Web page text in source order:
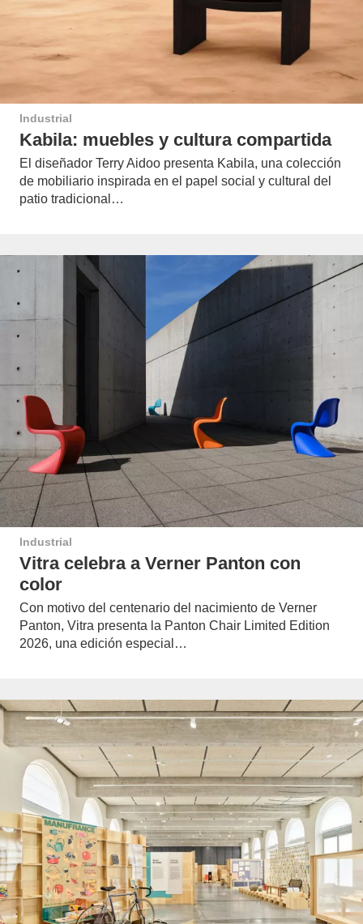
Industrial
Kabila: muebles y cultura compartida
El diseñador Terry Aidoo presenta Kabila, una colección
de mobiliario inspirada en el papel social y cultural del
patio tradicional…
Industrial
Vitra celebra a Verner Panton con
color
Con motivo del centenario del nacimiento de Verner
Panton, Vitra presenta la Panton Chair Limited Edition
2026, una edición especial…